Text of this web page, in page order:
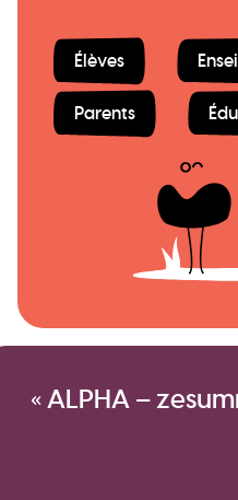
Élèves
Parents
« ALPHA –